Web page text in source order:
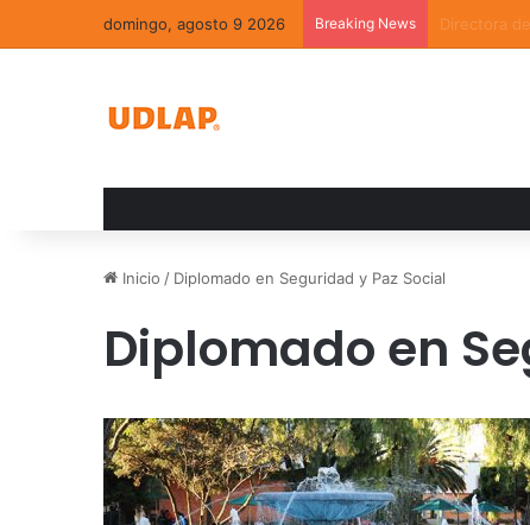
domingo, agosto 9 2026 Breaking News La
Inicio / Diplomado en Seguridad y Paz Social
Diplomado en